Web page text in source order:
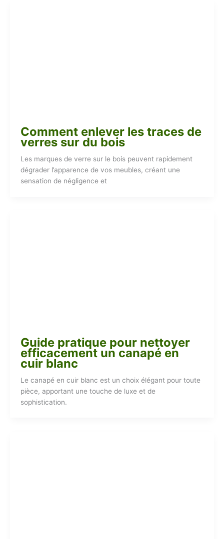
Comment enlever les traces de
verres sur du bois
Les marques de verre sur le bois peuvent rapidement
dégrader l’apparence de vos meubles, créant une
sensation de négligence et
Guide pratique pour nettoyer
efficacement un canapé en
cuir blanc
Le canapé en cuir blanc est un choix élégant pour toute
pièce, apportant une touche de luxe et de
sophistication.